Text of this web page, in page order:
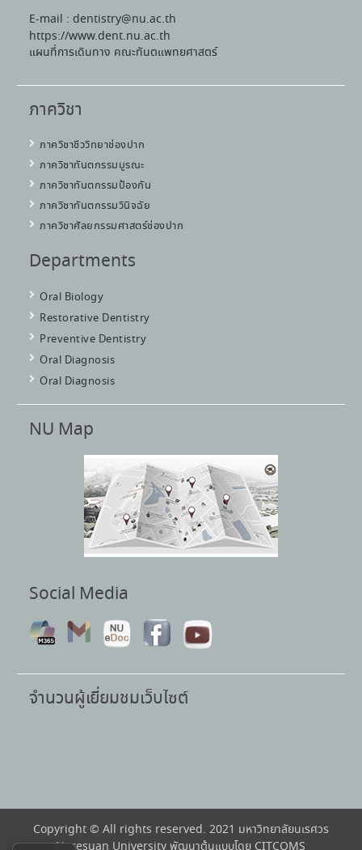
E-mail : dentistry@nu.ac.th
https://www.dent.nu.ac.th
แผนที่การเดินทาง คณะทันตแพทยศาสตร์
ภาควิชา
ภาควิชาชีววิทยาช่องปาก
ภาควิชาทันตกรรมบูรณะ
ภาควิชาทันตกรรมป้องกัน
ภาควิชาทันตกรรมวินิจฉัย
ภาควิชาศัลยกรรมศาสตร์ช่องปาก
Departments
Oral Biology
Restorative Dentistry
Preventive Dentistry
Oral Diagnosis
Oral Diagnosis
NU Map
Social Media
จำนวนผู้เยี่ยมชมเว็บไซต์
Copyright © All rights reserved. 2021 มหาวิทยาลัยนเรศวร